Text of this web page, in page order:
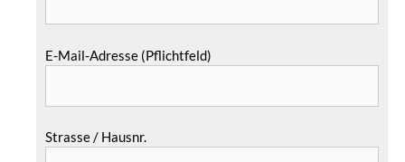
E-Mail-Adresse (Pflichtfeld)
Strasse / Hausnr.